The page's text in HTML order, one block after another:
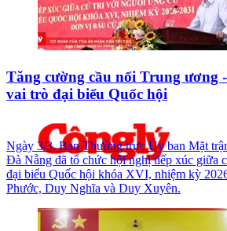
Tăng cường cầu nối Trung ương
vai trò đại biểu Quốc hội
Ngày 3/3, Ban Thường trực Ủy ban Mặt
Đà Nẵng đã tổ chức hội nghị tiếp xúc giữa
đại biểu Quốc hội khóa XVI, nhiệm kỳ
Phước, Duy Nghĩa và Duy Xuyên.